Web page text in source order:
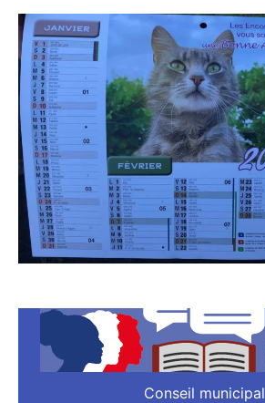
Conseil municipal